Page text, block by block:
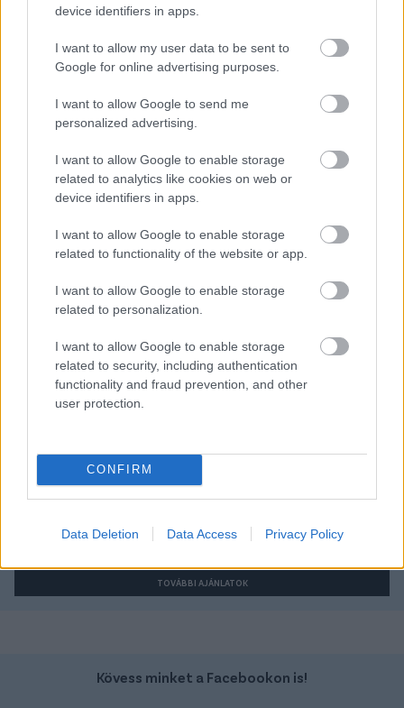
device identifiers in apps.
I want to allow my user data to be sent to
Google for online advertising purposes.
I want to allow Google to send me
personalized advertising.
I want to allow Google to enable storage
related to analytics like cookies on web or
device identifiers in apps.
I want to allow Google to enable storage
related to functionality of the website or app.
I want to allow Google to enable storage
related to personalization.
I want to allow Google to enable storage
related to security, including authentication
functionality and fraud prevention, and other
user protection.
CONFIRM
Data Deletion Data Access Privacy Policy
Itt állíthatod be, hogy a Csakfoci az elsők
között legyen a Google-találatokban
Tetszett a cikk? Megosztanád?
Link másolása Email küldés
CÍMKÉK: #NB I #DVSC #PAKS
Volvo Ex60
Szín:
Üzemanyag: Elektromos
25 290 000 Ft
Ford Transit
Üzemanyag:
22 490 000 Ft
TOVÁBBI AJÁNLATOK
Kövess minket a Facebookon is!